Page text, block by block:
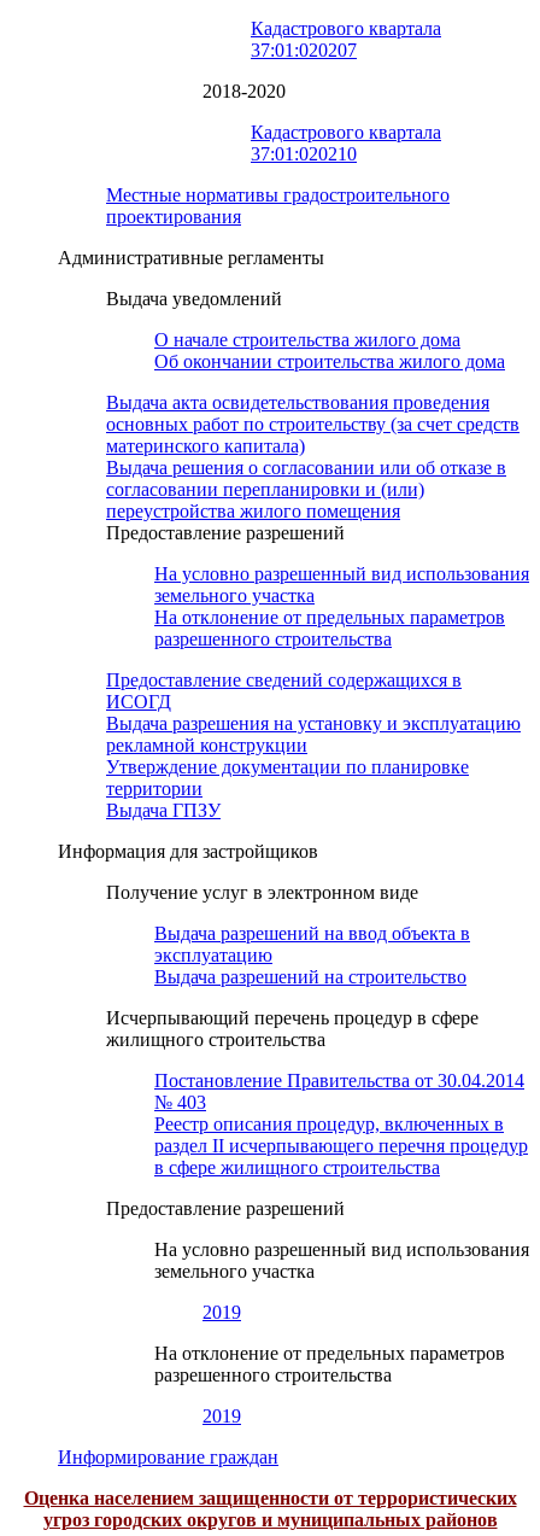
Кадастрового квартала
37:01:020207
2018-2020
Кадастрового квартала
37:01:020210
Местные нормативы градостроительного
проектирования
Административные регламенты
Выдача уведомлений
О начале строительства жилого дома
Об окончании строительства жилого дома
Выдача акта освидетельствования проведения
основных работ по строительству (за счет средств
материнского капитала)
Выдача решения о согласовании или об отказе в
согласовании перепланировки и (или)
переустройства жилого помещения
Предоставление разрешений
На условно разрешенный вид использования
земельного участка
На отклонение от предельных параметров
разрешенного строительства
Предоставление сведений содержащихся в
ИСОГД
Выдача разрешения на установку и эксплуатацию
рекламной конструкции
Утверждение документации по планировке
территории
Выдача ГПЗУ
Информация для застройщиков
Получение услуг в электронном виде
Выдача разрешений на ввод объекта в
эксплуатацию
Выдача разрешений на строительство
Исчерпывающий перечень процедур в сфере
жилищного строительства
Постановление Правительства от 30.04.2014
№ 403
Реестр описания процедур, включенных в
раздел II исчерпывающего перечня процедур
в сфере жилищного строительства
Предоставление разрешений
На условно разрешенный вид использования
земельного участка
2019
На отклонение от предельных параметров
разрешенного строительства
2019
Информирование граждан
Оценка населением защищенности от террористических
угроз городских округов и муниципальных районов